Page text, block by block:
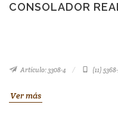
CONSOLADOR
Artículo: 3308-4 (11)
Ver más